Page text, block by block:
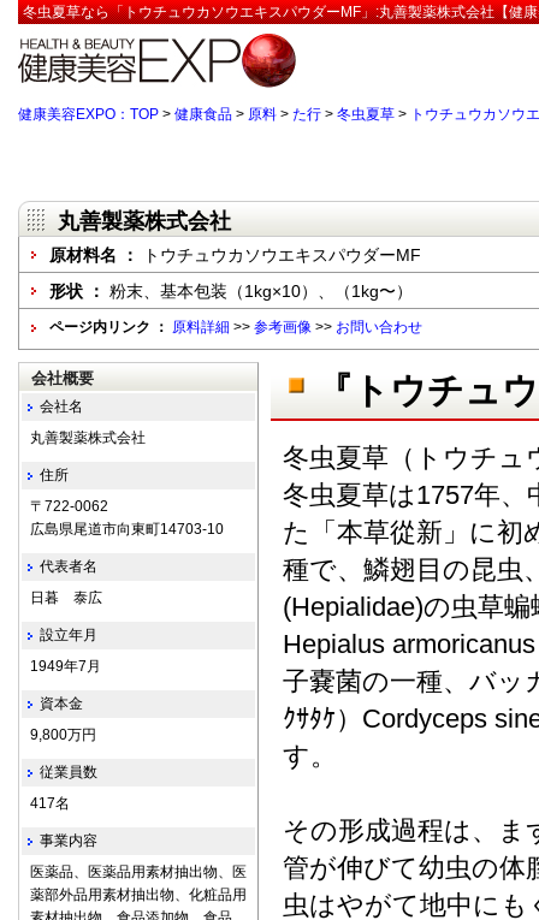
冬虫夏草なら「トウチュウカソウエキスパウダーMF」:丸善製薬株式会社【健
健康美容EXPO：TOP > 健康食品 > 原料 > た行 > 冬虫夏草 > トウチュウカソウ
丸善製薬株式会社
原材料名 ：
トウチュウカソウエキスパウダーMF
形状 ： 粉末、基本包装（1kg×10）、（1kg〜）
ページ内リンク ： 原料詳細 >> 参考画像 >> お問い合わせ
『トウチュ
冬虫夏草（トウチュ
冬虫夏草は1757年
た「本草從新」に初
種で、鱗翅目の昆虫
(Hepialidae)の虫草蝙
Hepialus
子嚢菌の一種、バッ
ｸｻﾀｹ）Cordyceps
す。
その形成過程は、ま
管が伸びて幼虫の体
虫はやがて地中にも
会社概要
会社名
丸善製薬株式会社
住所
〒722-0062
広島県尾道市向東町14703-10
代表者名
日暮 泰広
設立年月
1949年7月
資本金
9,800万円
従業員数
417名
事業内容
医薬品、医薬品用素材抽出物、医
薬部外品用素材抽出物、化粧品用